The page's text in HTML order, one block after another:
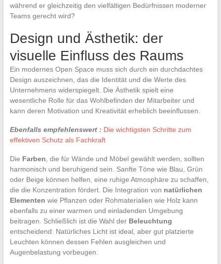
während er gleichzeitig den vielfältigen Bedürfnissen moderner
Teams gerecht wird?
Design und Ästhetik: der
visuelle Einfluss des Raums
Ein modernes Open Space muss sich durch ein durchdachtes
Design auszeichnen, das die Identität und die Werte des
Unternehmens widerspiegelt. Die Ästhetik spielt eine
wesentliche Rolle für das Wohlbefinden der Mitarbeiter und
kann deren Motivation und Kreativität erheblich beeinflussen.
Ebenfalls empfehlenswert : Die wichtigsten Schritte zum
effektiven Schutz als Fachkraft
Die Farben , die für Wände und Möbel gewählt werden, sollten
harmonisch und beruhigend sein. Sanfte Töne wie Blau, Grün
oder Beige können helfen, eine ruhige Atmosphäre zu schaffen,
die die Konzentration fördert. Die Integration von natürlichen
Elementen wie Pflanzen oder Rohmaterialien wie Holz kann
ebenfalls zu einer warmen und einladenden Umgebung
beitragen. Schließlich ist die Wahl der Beleuchtung
entscheidend: Natürliches Licht ist ideal, aber gut platzierte
Leuchten können dessen Fehlen ausgleichen und
Augenbelastung vorbeugen.